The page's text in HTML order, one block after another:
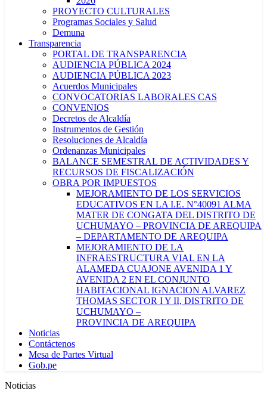
PROYECTO CULTURALES
Programas Sociales y Salud
Demuna
Transparencia
PORTAL DE TRANSPARENCIA
AUDIENCIA PÚBLICA 2024
AUDIENCIA PÚBLICA 2023
Acuerdos Municipales
CONVOCATORIAS LABORALES CAS
CONVENIOS
Decretos de Alcaldía
Instrumentos de Gestión
Resoluciones de Alcaldía
Ordenanzas Municipales
BALANCE SEMESTRAL DE ACTIVIDADES Y
RECURSOS DE FISCALIZACIÓN
OBRA POR IMPUESTOS
MEJORAMIENTO DE LOS SERVICIOS
EDUCATIVOS EN LA I.E. N°40091 ALMA
MATER DE CONGATA DEL DISTRITO DE
UCHUMAYO – PROVINCIA DE AREQUIPA
– DEPARTAMENTO DE AREQUIPA
MEJORAMIENTO DE LA
INFRAESTRUCTURA VIAL EN LA
ALAMEDA CUAJONE AVENIDA 1 Y
AVENIDA 2 EN EL CONJUNTO
HABITACIONAL IGNACION ALVAREZ
THOMAS SECTOR I Y II, DISTRITO DE
UCHUMAYO –
PROVINCIA DE AREQUIPA
Noticias
Contáctenos
Mesa de Partes Virtual
Gob.pe
Noticias